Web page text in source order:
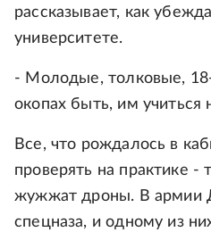
рассказывает, как
университете.
- Молодые, толковые,
окопах быть, им учиться
Все, что рождалось в
проверять на практике -
жужжат дроны. В армии
спецназа, и одному из